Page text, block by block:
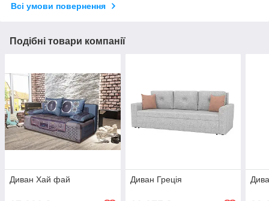
Всі умови повернення
Подібні товари компанії
Диван Хай фай Диван Греція